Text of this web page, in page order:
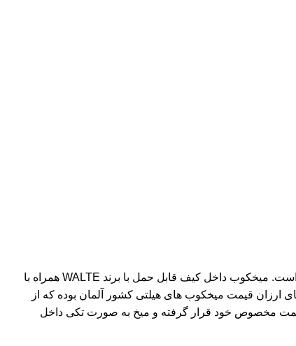
میخکوب
داخل کیف قابل حمل با برند WALTE همراه با
ارزان قیمت میخکوب های هیلتی کشور آلمان بوده که از
مخصوص خود قرار گرفته و میخ به صورت تکی داخل